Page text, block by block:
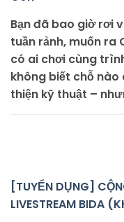
Bạn đã bao giờ rơi
tuần rảnh, muốn ra
có ai chơi cùng
không biết chỗ nào
thiện kỹ thuật –
[TUYỂN DỤNG]
LIVESTREAM BIDA